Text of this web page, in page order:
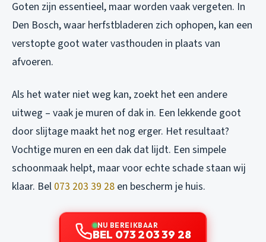
Goten zijn essentieel, maar worden vaak vergeten. In
Den Bosch, waar herfstbladeren zich ophopen, kan een
verstopte goot water vasthouden in plaats van
afvoeren.
Als het water niet weg kan, zoekt het een andere
uitweg – vaak je muren of dak in. Een lekkende goot
door slijtage maakt het nog erger. Het resultaat?
Vochtige muren en een dak dat lijdt. Een simpele
schoonmaak helpt, maar voor echte schade staan wij
klaar. Bel 073 203 39 28 en bescherm je huis.
NU BEREIKBAAR
BEL 073 203 39 28